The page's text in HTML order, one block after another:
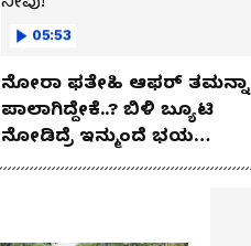
05:53
ನೋರಾ ಫತೇಹಿ ಆಫರ್​ ತಮನ್ನಾ
ಪಾಲಾಗಿದ್ದೇಕೆ..? ಬಿಳಿ ಬ್ಯೂಟಿ
ನೋಡಿದ್ರೆ ಇನ್ಮುಂದೆ ಭಯ
ಪಡ್ತೀರಾ ನೀವು!